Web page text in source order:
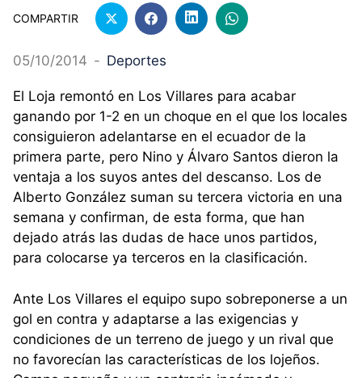
COMPARTIR
05/10/2014 - Deportes
El Loja remontó en Los Villares para acabar
ganando por 1-2 en un choque en el que los locales
consiguieron adelantarse en el ecuador de la
primera parte, pero Nino y Álvaro Santos dieron la
ventaja a los suyos antes del descanso. Los de
Alberto González suman su tercera victoria en una
semana y confirman, de esta forma, que han
dejado atrás las dudas de hace unos partidos,
para colocarse ya terceros en la clasificación.
Ante Los Villares el equipo supo sobreponerse a un
gol en contra y adaptarse a las exigencias y
condiciones de un terreno de juego y un rival que
no favorecían las características de los lojeños.